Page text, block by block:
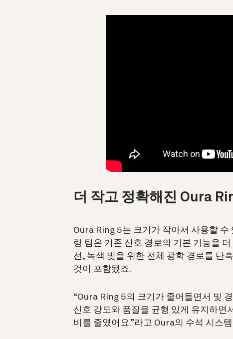
더 작고 정확해진 Oura
Oura Ring 5는 크기가 작아서 사용할 수
링 팀은 기존 신호 경로의 기본 기능을
선, 녹색 빛을 위한 전체 광학 경로를 단
것이 포함됐죠.
“Oura Ring 5의 크기가 줄어들면서 빛
신호 강도와 품질을 균형 있게 유지하면
비를 줄였어요.”라고 Oura의 수석 시스